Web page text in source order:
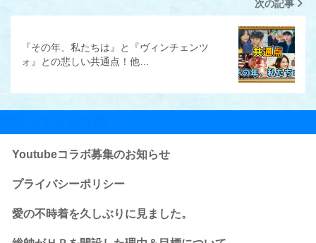
次の記事
『その年、私たちは』と『ヴィンチェンツ
ォ』との悲しい共通点！他…
Youtubeコラボ募集のお知らせ
プライバシーポリシー
愛の不時着を久しぶりに見ました。